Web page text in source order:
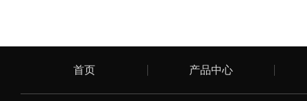
首页 产品中心